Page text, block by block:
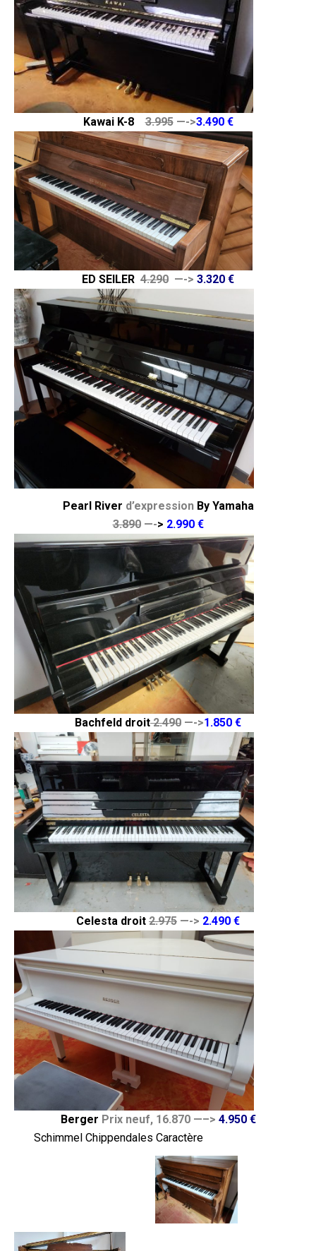
Kawai K-83.995—->3.490 €
ED SEILER 4.290 —-> 3.320 €
Pearl River d’expressionBy Yamaha
3.890—-> 2.990 €
Bachfeld droit2.490 —->1.850 €
Celesta droit 2.975 —-> 2.490 €
Berger Prix neuf, 16.870 —–> 4.950 €
Schimmel Chippendales Caractère